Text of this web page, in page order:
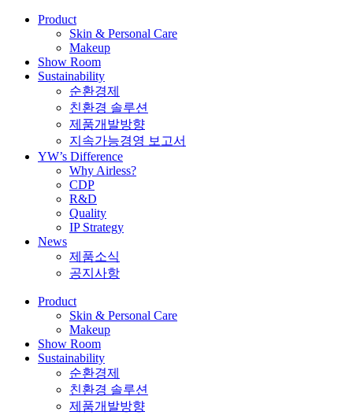
Product
Skin & Personal Care
Makeup
Show Room
Sustainability
순환경제
친환경 솔루션
제품개발방향
지속가능경영 보고서
YW’s Difference
Why Airless?
CDP
R&D
Quality
IP Strategy
News
제품소식
공지사항
Product
Skin & Personal Care
Makeup
Show Room
Sustainability
순환경제
친환경 솔루션
제품개발방향